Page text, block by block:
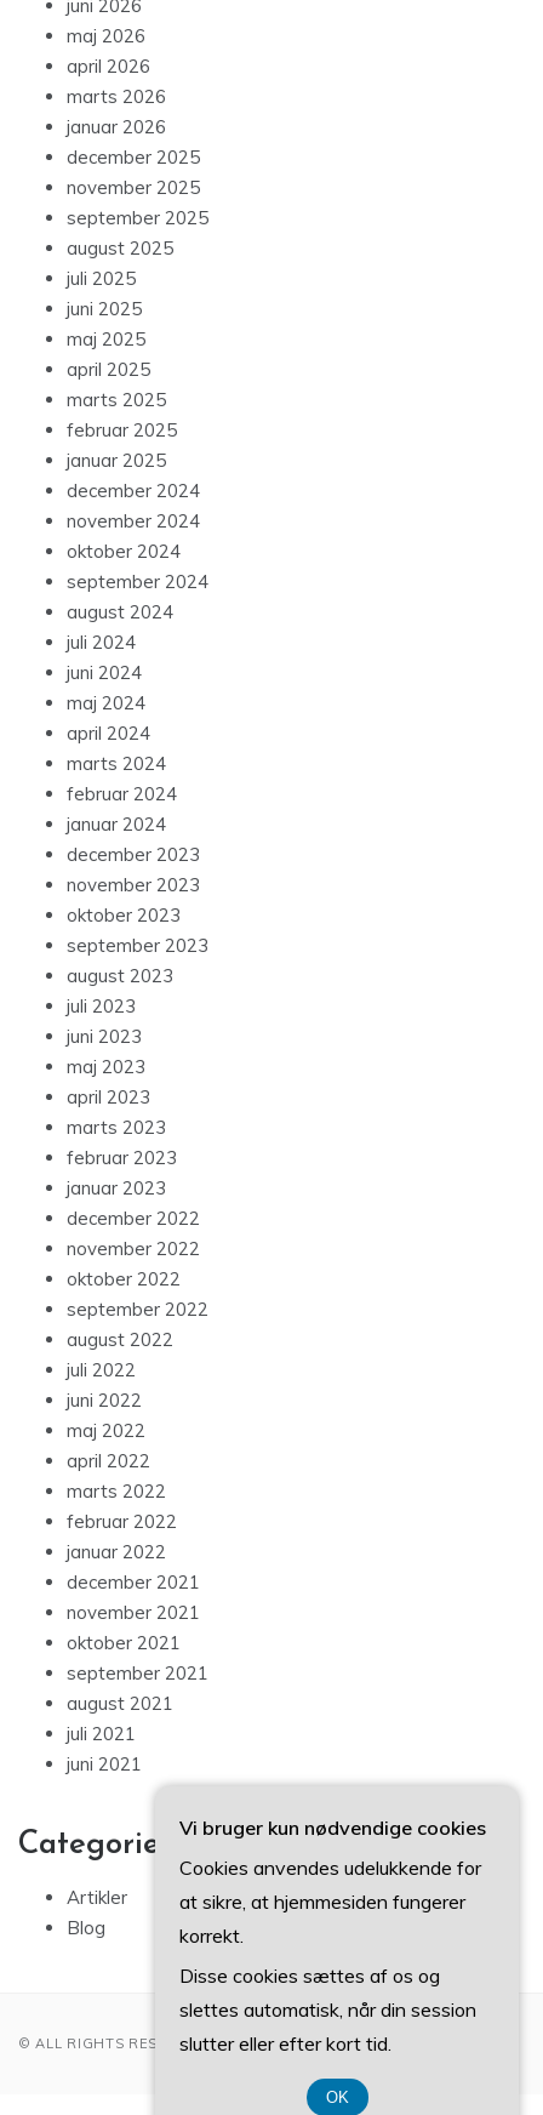
juni 2026
maj 2026
april 2026
marts 2026
januar 2026
december 2025
november 2025
september 2025
august 2025
juli 2025
juni 2025
maj 2025
april 2025
marts 2025
februar 2025
januar 2025
december 2024
november 2024
oktober 2024
september 2024
august 2024
juli 2024
juni 2024
maj 2024
april 2024
marts 2024
februar 2024
januar 2024
december 2023
november 2023
oktober 2023
september 2023
august 2023
juli 2023
juni 2023
maj 2023
april 2023
marts 2023
februar 2023
januar 2023
december 2022
november 2022
oktober 2022
september 2022
august 2022
juli 2022
juni 2022
maj 2022
april 2022
marts 2022
februar 2022
januar 2022
december 2021
november 2021
oktober 2021
september 2021
august 2021
juli 2021
juni 2021
Categories
Artikler
Blog
© ALL RIGHTS RESERVED 2022
Vi bruger kun nødvendige cookies
Cookies anvendes udelukkende for
at sikre, at hjemmesiden fungerer
korrekt.
Disse cookies sættes af os og
slettes automatisk, når din session
slutter eller efter kort tid.
OK